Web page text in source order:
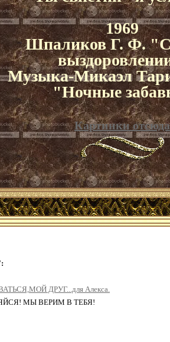
1969
Шпаликов Г. Ф.
Музыка-Микаэл
"Ночные
Картинки отсюда
ДРУГ...для Алекса.
МЫ ВЕРИМ В ТЕБЯ!